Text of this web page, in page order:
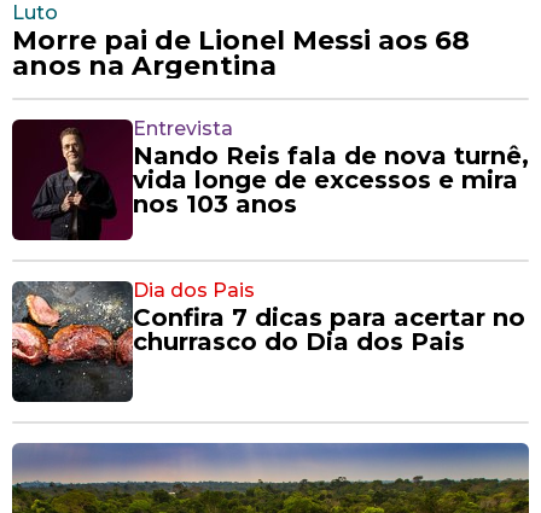
Luto
Morre pai de Lionel Messi aos 68
anos na Argentina
Entrevista
Nando Reis fala de nova turnê,
vida longe de excessos e mira
nos 103 anos
Dia dos Pais
Confira 7 dicas para acertar no
churrasco do Dia dos Pais